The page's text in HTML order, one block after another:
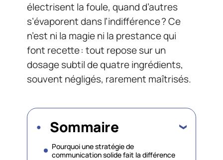
électrisent la foule, quand d’autres
s’évaporent dans l’indifférence ? Ce
n’est ni la magie ni la prestance qui
font recette : tout repose sur un
dosage subtil de quatre ingrédients,
souvent négligés, rarement maîtrisés.
Sommaire
Pourquoi une stratégie de
communication solide fait la différence